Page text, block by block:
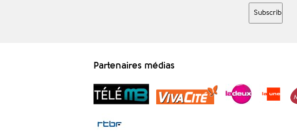
Partenaires médias